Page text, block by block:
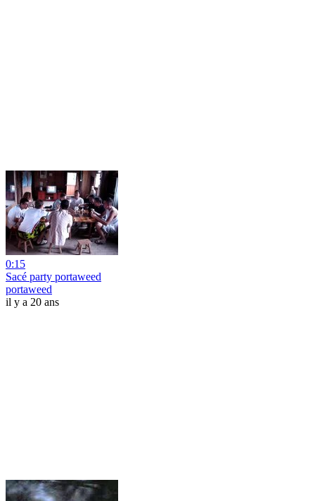
0:15
Sacé party portaweed
portaweed
il y a 20 ans